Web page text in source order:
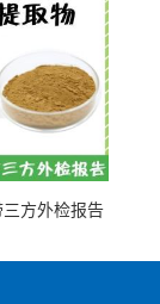
方外检报告